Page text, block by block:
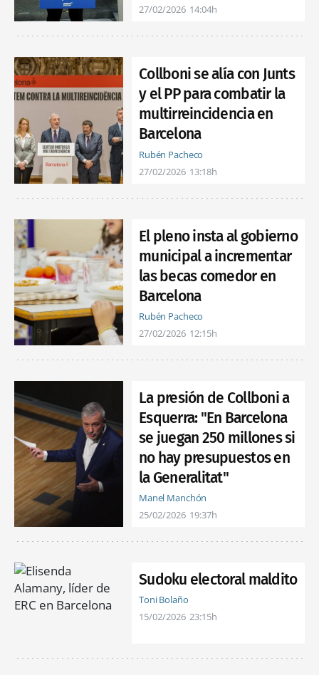
27/02/2026 14:04h
Collboni se alía con Junts
y el PP para combatir la
multirreincidencia en
Barcelona
Rubén Pacheco
27/02/2026 13:18h
El pleno insta al gobierno
municipal a incrementar
las becas comedor en
Barcelona
Rubén Pacheco
27/02/2026 12:15h
La presión de Collboni a
Esquerra: "En Barcelona
se juegan 250 millones si
no hay presupuestos en
la Generalitat"
Manel Manchón
25/02/2026 19:37h
Sudoku electoral maldito
Toni Bolaño
15/02/2026 23:15h